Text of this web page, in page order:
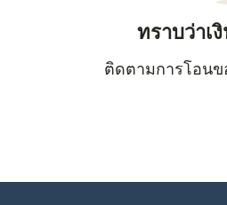
ทราบว่าเ
ติดตามการโอน